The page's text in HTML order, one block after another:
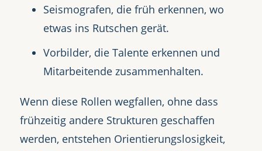
Seismografen, die früh erkennen, wo
etwas ins Rutschen gerät.
Vorbilder, die Talente erkennen und
Mitarbeitende zusammenhalten.
Wenn diese Rollen wegfallen, ohne dass
frühzeitig andere Strukturen geschaffen
werden, entstehen Orientierungslosigkeit,